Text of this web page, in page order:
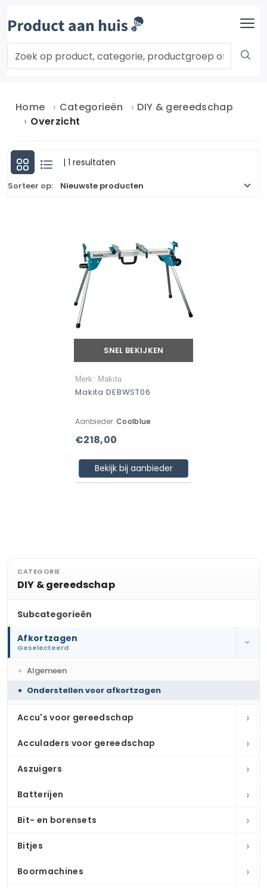
Home Categorieën
DIY & gereedschap
Overzicht
| 1 resultaten
Sorteer op:
SNEL BEKIJKEN
Merk: Makita
Makita DEBWST06
Aanbieder: Coolblue
€218,00
Bekijk bij aanbieder
CATEGORIE
DIY & gereedschap
Subcategorieën
Afkortzagen
Geselecteerd
›
Algemeen
Onderstellen voor afkortzagen
Accu's voor gereedschap ›
Acculaders voor gereedschap ›
Aszuigers ›
Batterijen ›
Bit- en borensets ›
Bitjes ›
Boormachines ›